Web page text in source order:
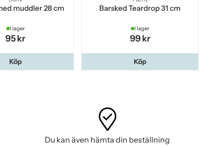
muddler 28 cm
I lager
95 kr
Köp
Barsked Teardrop 31 cm
I lager
99 kr
Köp
Du kan även hämta din beställning